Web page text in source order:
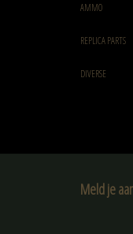
AMMO
REPLICA PARTS
DIVERSE
Meld je